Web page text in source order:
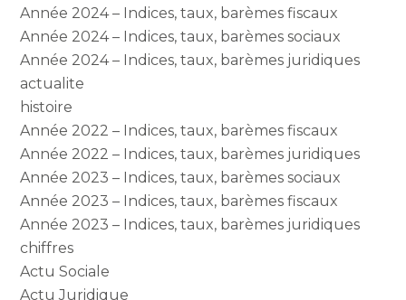
Année 2024 – Indices, taux, barèmes fiscaux
Année 2024 – Indices, taux, barèmes sociaux
Année 2024 – Indices, taux, barèmes juridiques
actualite
histoire
Année 2022 – Indices, taux, barèmes fiscaux
Année 2022 – Indices, taux, barèmes juridiques
Année 2023 – Indices, taux, barèmes sociaux
Année 2023 – Indices, taux, barèmes fiscaux
Année 2023 – Indices, taux, barèmes juridiques
chiffres
Actu Sociale
Actu Juridique